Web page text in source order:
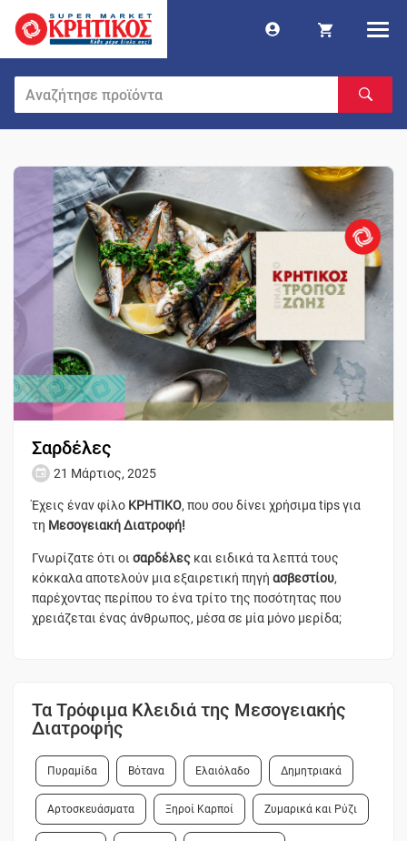
Σαρδέλες
21 Μάρτιος, 2025
Έχεις έναν φίλο ΚΡΗΤΙΚΟ, που σου δίνει χρήσιμα tips για
τη Μεσογειακή Διατροφή!
Γνωρίζατε ότι οισαρδέλες και ειδικά τα λεπτά τους
κόκκαλα αποτελούν μια εξαιρετική πηγήασβεστίου,
παρέχοντας περίπου το ένα τρίτο της ποσότητας που
χρειάζεται ένας άνθρωπος, μέσα σε μία μόνο μερίδα;
Τα Τρόφιμα Κλειδιά της Μεσογειακής
Διατροφής
Πυραμίδα Βότανα Ελαιόλαδο Δημητριακά
Αρτοσκευάσματα Ξηροί Καρποί Ζυμαρικά και Ρύζι